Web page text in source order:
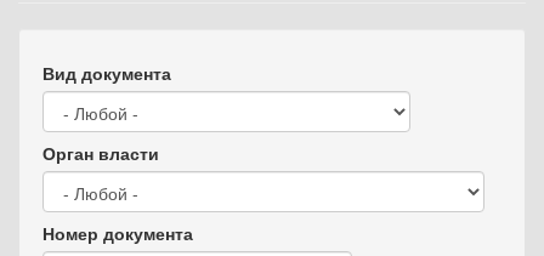
Вид документа
Орган власти
Номер документа